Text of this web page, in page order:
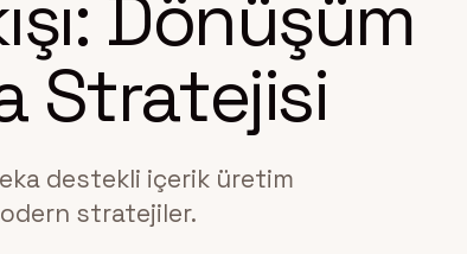
Dönüşüm
Stratejisi
destekli içerik üretim
stratejiler.